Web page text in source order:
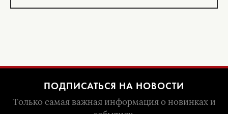
ПОДПИСАТЬСЯ НА НОВОСТИ
Только самая важная информация о новинках и